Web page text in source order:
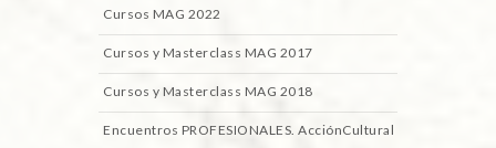
Cursos MAG 2022
Cursos y Masterclass MAG 2017
Cursos y Masterclass MAG 2018
Encuentros PROFESIONALES. AcciónCultural